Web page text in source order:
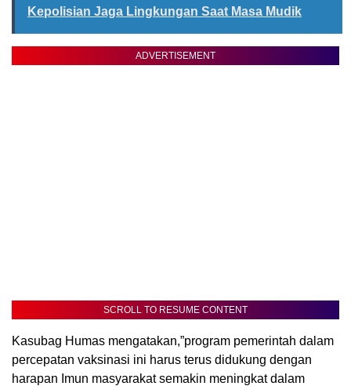
Kepolisian Jaga Lingkungan Saat Masa Mudik
ADVERTISEMENT
SCROLL TO RESUME CONTENT
Kasubag Humas mengatakan,”program pemerintah dalam
percepatan vaksinasi ini harus terus didukung dengan
harapan Imun masyarakat semakin meningkat dalam